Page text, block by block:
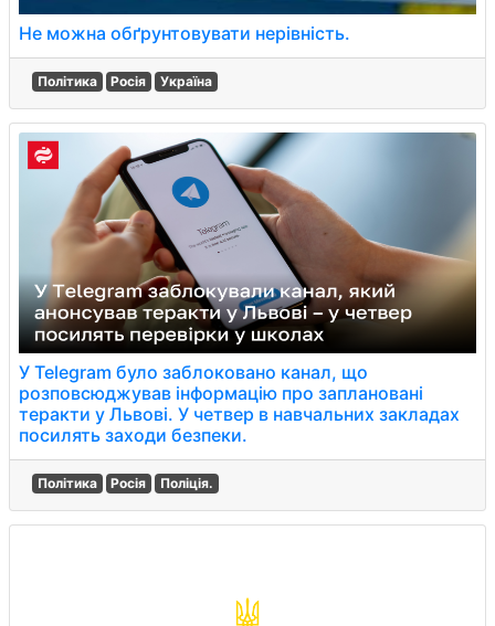
Не можна обґрунтовувати нерівність.
Політика Росія Україна
У Telegram було заблоковано канал, що
розповсюджував інформацію про заплановані
теракти у Львові. У четвер в навчальних закладах
посилять заходи безпеки.
Політика Росія Поліція.